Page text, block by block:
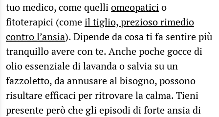
tuo medico, come quelliomeopaticio
fitoterapici (comeil tiglio, prezioso rimedio
contro l’ansia). Dipende da cosa ti fa sentire più
tranquillo avere con te. Anche poche gocce di
olio essenziale di lavanda o salvia su un
fazzoletto, da annusare al bisogno, possono
risultare efficaci per ritrovare la calma. Tieni
presente però che gli episodi di forte ansia di